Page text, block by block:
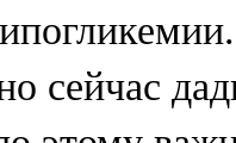
сейчас